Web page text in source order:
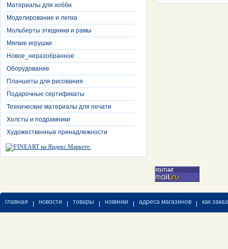
Материалы для хобби
Моделирование и лепка
Мольберты этюдники и рамы
Мягкие игрушки
Новое_неразобранное
Оборудование
Планшеты для рисования
Подарочные сертификаты
Технические материалы для печати
Холсты и подрамники
Художественные принадлежности
главная новости товары новинки адреса магазинов как